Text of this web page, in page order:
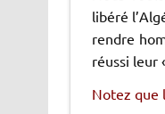
libéré
rendre
réussi leur
Notez que